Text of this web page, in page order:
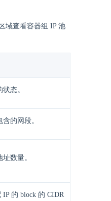
区域查看容器组 IP 池
态。
的网段。
数量。
IP 的 block 的 CIDR